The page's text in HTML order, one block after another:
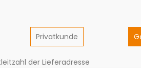
Privatkunde
der Lieferadresse